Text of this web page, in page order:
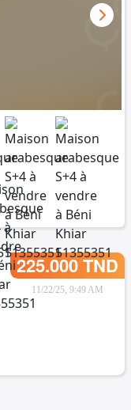
225.000 TND
11/22/25, 9:49 AM